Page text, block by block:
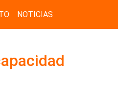
NOTICIAS